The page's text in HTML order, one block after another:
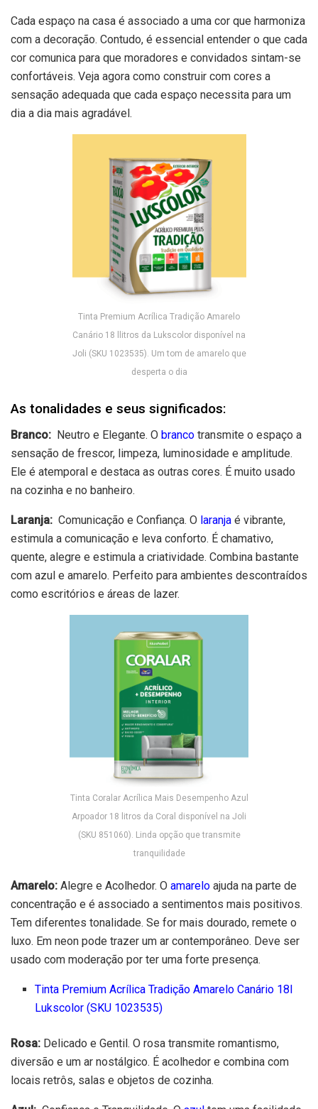
Cada espaço na casa é associado a uma cor que harmoniza
com a decoração. Contudo, é essencial entender o que cada
cor comunica para que moradores e convidados sintam-se
confortáveis. Veja agora como construir com cores a
sensação adequada que cada espaço necessita para um
dia a dia mais agradável.
Tinta Premium Acrílica Tradição Amarelo
Canário 18 llitros da Lukscolor disponível na
Joli (SKU 1023535). Um tom de amarelo que
desperta o dia
As tonalidades e seus significados:
Branco: Neutro e Elegante. O branco transmite o espaço a
sensação de frescor, limpeza, luminosidade e amplitude.
Ele é atemporal e destaca as outras cores. É muito usado
na cozinha e no banheiro.
Laranja: Comunicação e Confiança. O laranja é vibrante,
estimula a comunicação e leva conforto. É chamativo,
quente, alegre e estimula a criatividade. Combina bastante
com azul e amarelo. Perfeito para ambientes descontraídos
como escritórios e áreas de lazer.
Tinta Coralar Acrílica Mais Desempenho Azul
Arpoador 18 litros da Coral disponível na Joli
(SKU 851060). Linda opção que transmite
tranquilidade
Amarelo: Alegre e Acolhedor. O amarelo ajuda na parte de
concentração e é associado a sentimentos mais positivos.
Tem diferentes tonalidade. Se for mais dourado, remete o
luxo. Em neon pode trazer um ar contemporâneo. Deve ser
usado com moderação por ter uma forte presença.
Tinta Premium Acrílica Tradição Amarelo Canário 18l
Lukscolor (SKU 1023535)
Rosa: Delicado e Gentil. O rosa transmite romantismo,
diversão e um ar nostálgico. É acolhedor e combina com
locais retrôs, salas e objetos de cozinha.